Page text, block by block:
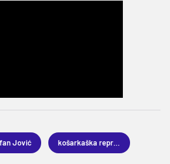
Jović košarkaška reprezentacija Srbije